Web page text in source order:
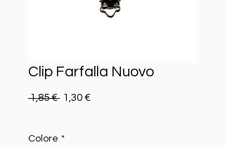
Clip Farfalla Nuovo
1,85 € Prezzo regolare
1,30 €Prezzo scontato
Colore *